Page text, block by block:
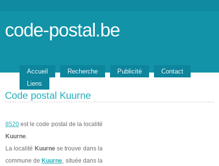
code-postal.be
Accueil Recherche Publicité
Contact
Liens
Code postal Kuurne
8520 est le code postal de la localité
Kuurne.
La localité Kuurnese trouve dans la
commune de Kuurne, située dans la